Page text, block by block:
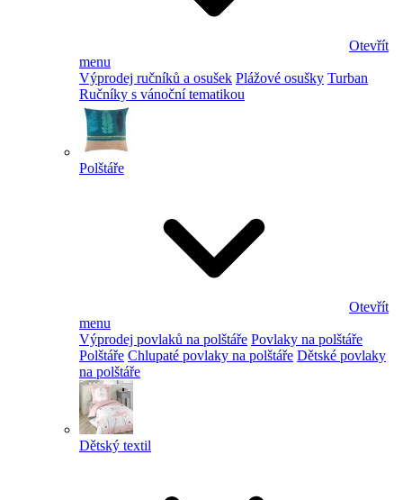
Otevřít
menu
Výprodej ručníků a osušek Plážové osušky Turban
Ručníky s vánoční tematikou
Polštáře
Otevřít
menu
Výprodej povlaků na polštáře Povlaky na polštáře
Polštáře Chlupaté povlaky na polštáře Dětské povlaky
na polštáře
Dětský textil